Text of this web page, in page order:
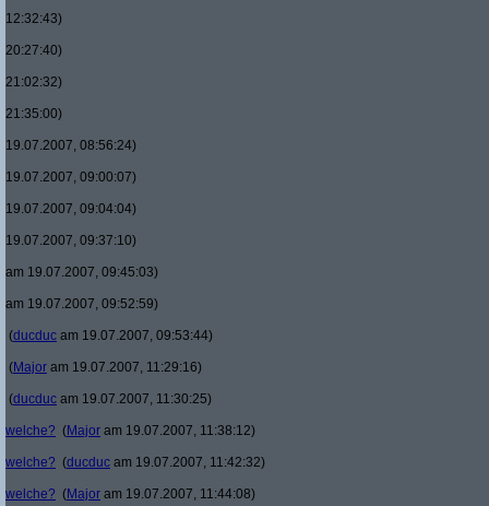
12:32:43)
20:27:40)
21:02:32)
21:35:00)
19.07.2007, 08:56:24)
19.07.2007, 09:00:07)
19.07.2007, 09:04:04)
19.07.2007, 09:37:10)
am 19.07.2007, 09:45:03)
am 19.07.2007, 09:52:59)
(ducduc am 19.07.2007, 09:53:44)
(Major am 19.07.2007, 11:29:16)
(ducduc am 19.07.2007, 11:30:25)
welche? (Major am 19.07.2007, 11:38:12)
welche? (ducduc am 19.07.2007, 11:42:32)
welche? (Major am 19.07.2007, 11:44:08)